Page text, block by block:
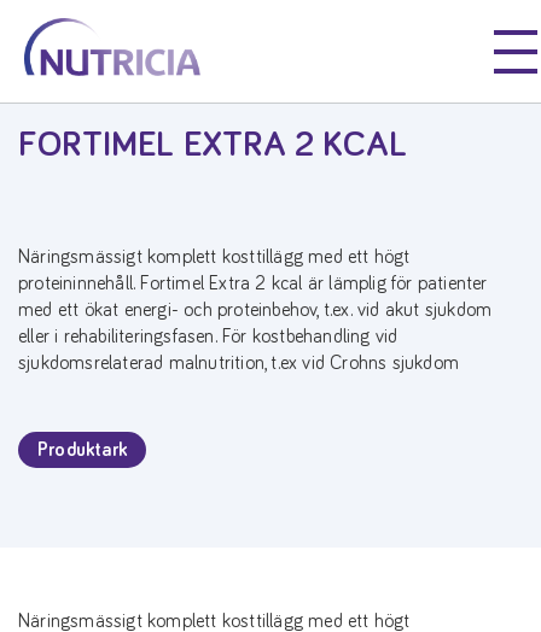
Nutricia
Nutricia
Nutricia
FORTIMEL EXTRA 2 KCAL
Näringsmässigt komplett kosttillägg med ett högt
proteininnehåll. Fortimel Extra 2 kcal är lämplig för patienter
med ett ökat energi- och proteinbehov, t.ex. vid akut sjukdom
eller i rehabiliteringsfasen. För kostbehandling vid
sjukdomsrelaterad malnutrition, t.ex vid Crohns sjukdom
Produktark
Näringsmässigt komplett kosttillägg med ett högt